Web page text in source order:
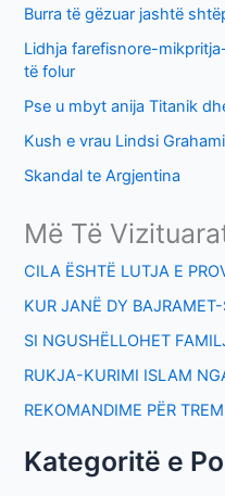
:
Burra të gëzuar jashtë
Lidhja farefisnore-
të folur
Pse u mbyt anija Titanik
Kush e vrau Lindsi
Skandal te Argjentina
Më Të
CILA ËSHTË LUTJA E
KUR JANË DY
SI NGUSHËLLOHET
RUKJA-KURIMI ISLAM
REKOMANDIME PËR
Kategoritë e